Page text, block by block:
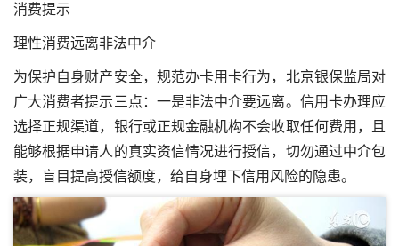
消费提示
理性消费远离非法中介
为保护自身财产安全，规范办卡用卡行为，北京银保监局对
广大消费者提示三点：一是非法中介要远离。信用卡办理应
选择正规渠道，银行或正规金融机构不会收取任何费用，且
能够根据申请人的真实资信情况进行授信，切勿通过中介包
装，盲目提高授信额度，给自身埋下信用风险的隐患。